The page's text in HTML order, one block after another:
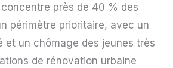
concentre près de 40 % des
périmètre prioritaire, avec un
et un chômage des jeunes très
de rénovation urbaine